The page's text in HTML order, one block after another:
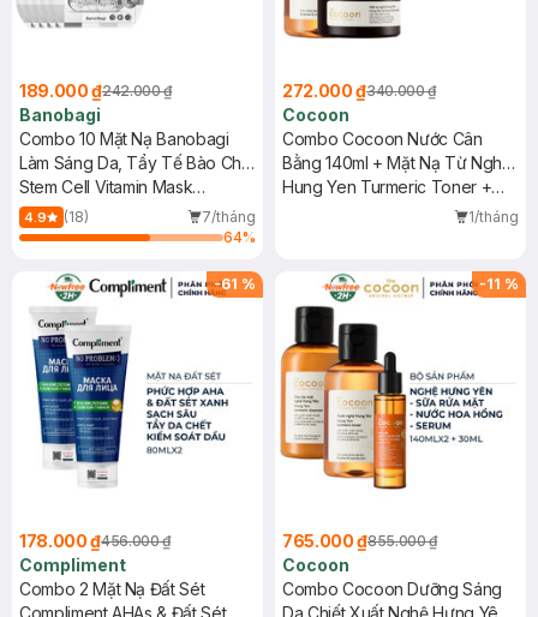
189.000 ₫242.000 ₫
Banobagi
Combo 10 Mặt Nạ Banobagi
Làm Sáng Da, Tẩy Tế Bào Chết
30g
Stem Cell Vitamin Mask
Whitening & BHA-AHA
4.9 (18)
7/tháng
64%
272.000 ₫340.000 ₫
Cocoon
Combo Cocoon Nước Cân
Bằng 140ml + Mặt Nạ Từ Nghệ
Hưng Yên 30ml
Hung Yen Turmeric Toner +
Hung Yen Turmeric Face Mask
1/tháng
-61 %
178.000 ₫456.000 ₫
Compliment
Combo 2 Mặt Nạ Đất Sét
Compliment AHAs & Đất Sét
-11 %
765.000 ₫855.000 ₫
Cocoon
Combo Cocoon Dưỡng Sáng
Da Chiết Xuất Nghệ Hưng Yên